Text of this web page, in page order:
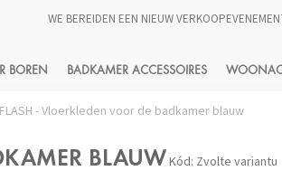
WE BEREIDEN EEN NIEUW
BOREN BADKAMER ACCESSOIRES
FLASH - Vloerkleden voor de badkamer blauw
BLAUW Kód: Zvolte variantu